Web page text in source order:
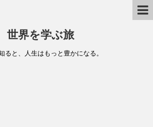
世界を学ぶ旅
ると、人生はもっと豊かになる。